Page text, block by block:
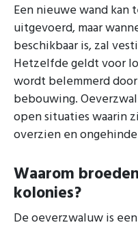
Een nieuwe wand
uitgevoerd, maar
beschikbaar is, zal
Hetzelfde geldt voor
wordt belemmerd
bebouwing.
open situaties waarin
overzien en
Waarom
kolonies?
De oeverzwaluw is